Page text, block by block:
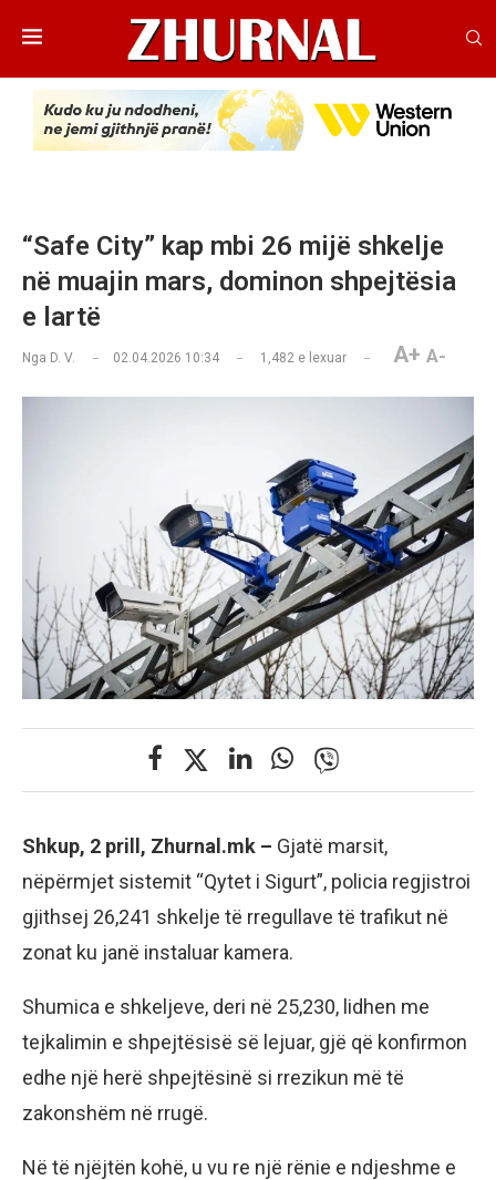
“Safe City” kap mbi 26 mijë shkelje
në muajin mars, dominon shpejtësia
e lartë
Nga D. V. 02.04.2026 10:34 1,482 e lexuar A+ A-
Shkup, 2 prill, Zhurnal.mk – Gjatë marsit,
nëpërmjet sistemit “Qytet i Sigurt”, policia regjistroi
gjithsej 26,241 shkelje të rregullave të trafikut në
zonat ku janë instaluar kamera.
Shumica e shkeljeve, deri në 25,230, lidhen me
tejkalimin e shpejtësisë së lejuar, gjë që konfirmon
edhe një herë shpejtësinë si rrezikun më të
zakonshëm në rrugë.
Në të njëjtën kohë, u vu re një rënie e ndjeshme e